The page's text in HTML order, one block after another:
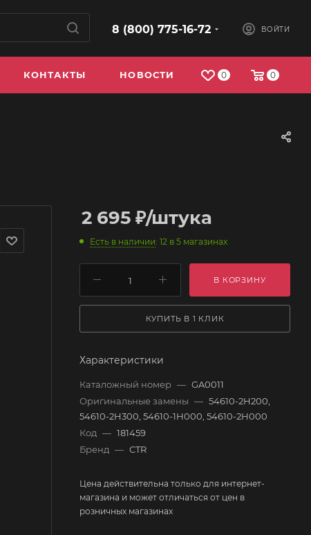
8 (800) 775-16-72 ВОЙТИ
0 0
КОНТАКТЫ НОВОСТИ
2 695 ₽/штука
Есть в наличии: 12 в 5 магазинах
В КОРЗИНУ
КУПИТЬ В 1 КЛИК
Характеристики
Каталожный номер — GA0011
Оригинальные замены — 54610-2H200,
54610-2H300, 54610-1H000, 54610-2H000
Код — 181459
Бренд — CTR
Цена действительна только для интернет-
магазина и может отличаться от цен в
розничных магазинах